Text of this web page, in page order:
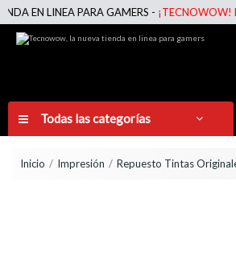
PARA GAMERS -¡TECNOWOW! LA
Todas las categorías
Inicio Impresión Repuesto Tintas